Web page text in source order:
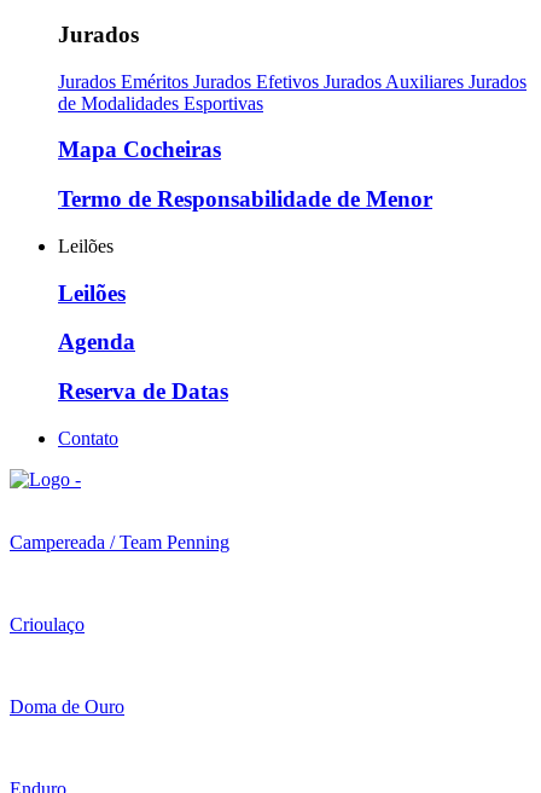
Jurados
Jurados Eméritos Jurados Efetivos Jurados Auxiliares Jurados
de Modalidades Esportivas
Mapa Cocheiras
Termo de Responsabilidade de Menor
Leilões
Leilões
Agenda
Reserva de Datas
Contato
Campereada / Team Penning
Crioulaço
Doma de Ouro
Enduro